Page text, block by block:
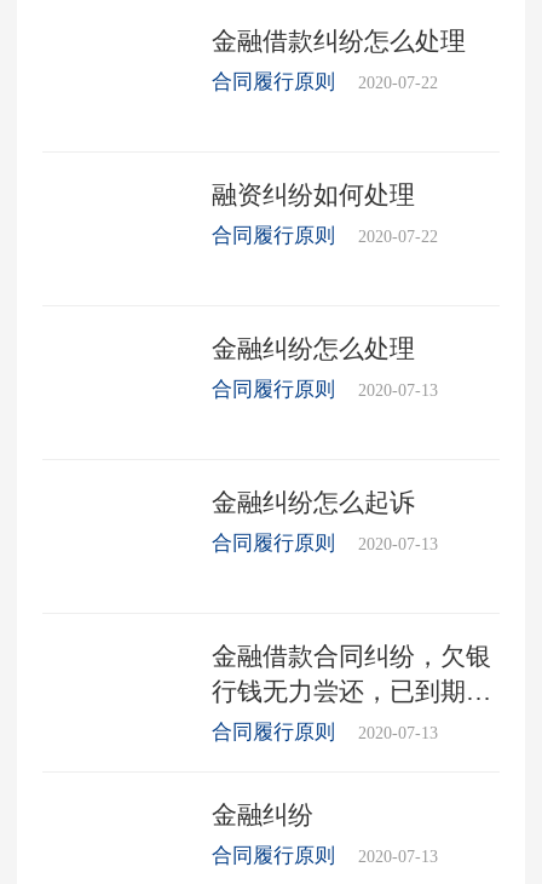
金融借款纠纷怎么处理
合同履行原则 2020-07-22
融资纠纷如何处理
合同履行原则 2020-07-22
金融纠纷怎么处理
合同履行原则 2020-07-13
金融纠纷怎么起诉
合同履行原则 2020-07-13
金融借款合同纠纷，欠银
行钱无力尝还，已到期，
会坐牢吗?要坐牢几年?
合同履行原则 2020-07-13
金融纠纷
合同履行原则 2020-07-13